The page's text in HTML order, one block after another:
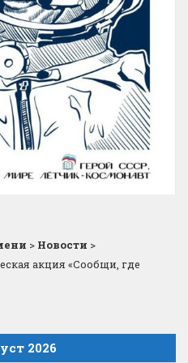
> Новости >
акция «Сообщи, где
2026